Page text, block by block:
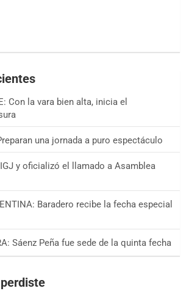
Con la vara bien alta, inicia el
una jornada a puro espectáculo
y oficializó el llamado a Asamblea
Baradero recibe la fecha especial
Sáenz Peña fue sede de la quinta fecha